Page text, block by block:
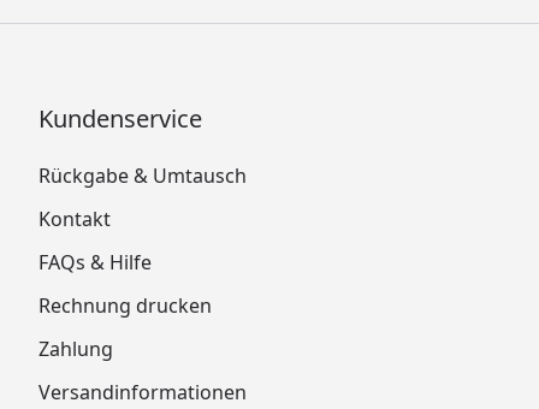
Kundenservice
Rückgabe & Umtausch
Kontakt
FAQs & Hilfe
Rechnung drucken
Zahlung
Versandinformationen